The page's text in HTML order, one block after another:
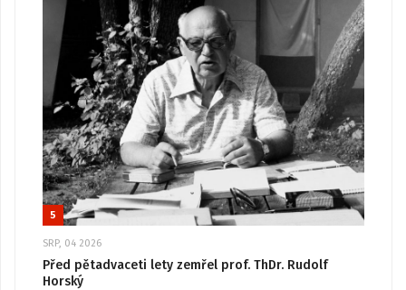
5
SRP, 04 2026
Před pětadvaceti lety zemřel prof. ThDr. Rudolf
Horský